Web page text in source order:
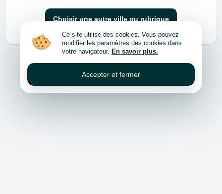
Choisir une autre ville ou rubrique
Ce site utilise des cookies. Vous pouvez
modifier les paramètres des cookies dans
votre navigateur. En savoir plus.
Accepter et fermer